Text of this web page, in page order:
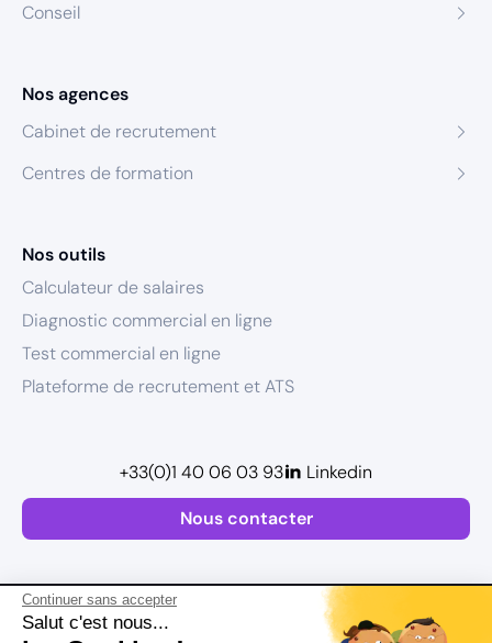
Continuer sans accepter
Salut c'est nous...
Conseil
Nos agences
Cabinet de recrutement
Centres de formation
Nos outils
Calculateur de salaires
Diagnostic commercial en ligne
Test commercial en ligne
Plateforme de recrutement et ATS
Nous contacter
+33(0)1 40 06 03 93 Linkedin